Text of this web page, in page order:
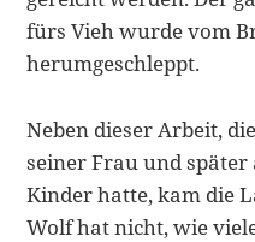
fürs Vieh wurde vom
herumge­schleppt.
Neben dieser Arbeit,
seiner Frau und
Kinder hatte, kam die
Wolf hat nicht, wie